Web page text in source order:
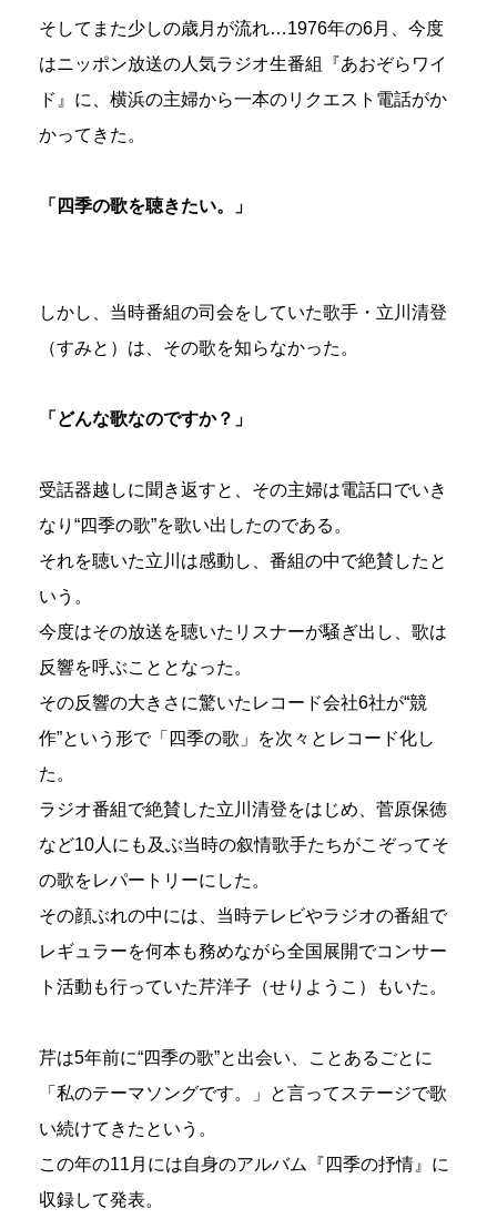
そしてまた少しの歳月が流れ…1976年の6月、今度
はニッポン放送の人気ラジオ生番組『あおぞらワイ
ド』に、横浜の主婦から一本のリクエスト電話がか
かってきた。
「四季の歌を聴きたい。」
しかし、当時番組の司会をしていた歌手・立川清登
（すみと）は、その歌を知らなかった。
「どんな歌なのですか？」
受話器越しに聞き返すと、その主婦は電話口でいき
なり“四季の歌”を歌い出したのである。
それを聴いた立川は感動し、番組の中で絶賛したと
いう。
今度はその放送を聴いたリスナーが騒ぎ出し、歌は
反響を呼ぶこととなった。
その反響の大きさに驚いたレコード会社6社が“競
作”という形で「四季の歌」を次々とレコード化し
た。
ラジオ番組で絶賛した立川清登をはじめ、菅原保徳
など10人にも及ぶ当時の叙情歌手たちがこぞってそ
の歌をレパートリーにした。
その顔ぶれの中には、当時テレビやラジオの番組で
レギュラーを何本も務めながら全国展開でコンサー
ト活動も行っていた芹洋子（せりようこ）もいた。
芹は5年前に“四季の歌”と出会い、ことあるごとに
「私のテーマソングです。」と言ってステージで歌
い続けてきたという。
この年の11月には自身のアルバム『四季の抒情』に
収録して発表。